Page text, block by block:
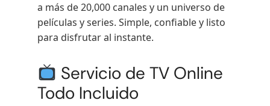
a más de 20,000 canales y un universo de
películas y series. Simple, confiable y listo
para disfrutar al instante.
Servicio de TV Online
Todo Incluido